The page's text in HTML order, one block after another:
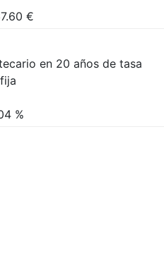
€
en 20 años de tasa
%